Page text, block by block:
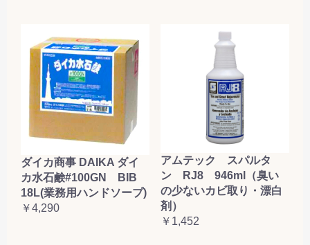
ダイカ商事 DAIKA ダイ
カ水石鹸#100GN BIB
18L(業務用ハンドソープ)
￥4,290
アムテック スパルタ
ン RJ8 946ml（臭い
の少ないカビ取り・漂白
剤）
￥1,452